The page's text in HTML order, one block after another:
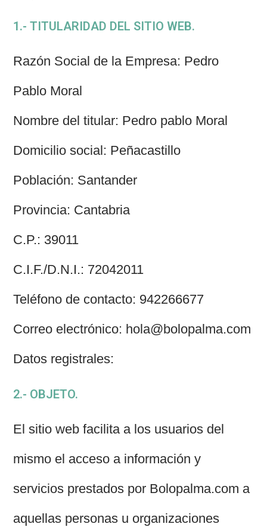
1.- TITULARIDAD DEL SITIO WEB.
Razón Social de la Empresa: Pedro
Pablo Moral
Nombre del titular: Pedro pablo Moral
Domicilio social: Peñacastillo
Población: Santander
Provincia: Cantabria
C.P.: 39011
C.I.F./D.N.I.: 72042011
Teléfono de contacto: 942266677
Correo electrónico: hola@bolopalma.com
Datos registrales:
2.- OBJETO.
El sitio web facilita a los usuarios del
mismo el acceso a información y
servicios prestados por Bolopalma.com a
aquellas personas u organizaciones